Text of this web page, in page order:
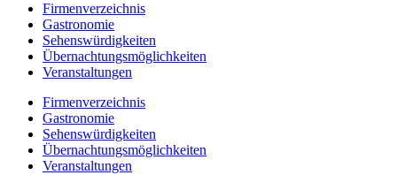
Firmenverzeichnis
Gastronomie
Sehenswürdigkeiten
Übernachtungsmöglichkeiten
Veranstaltungen
Firmenverzeichnis
Gastronomie
Sehenswürdigkeiten
Übernachtungsmöglichkeiten
Veranstaltungen